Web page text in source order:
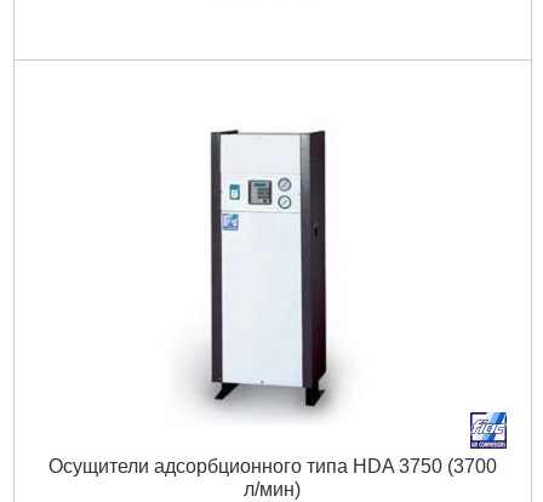
Осущители адсорбционного типа HDA 3750 (3700
л/мин)